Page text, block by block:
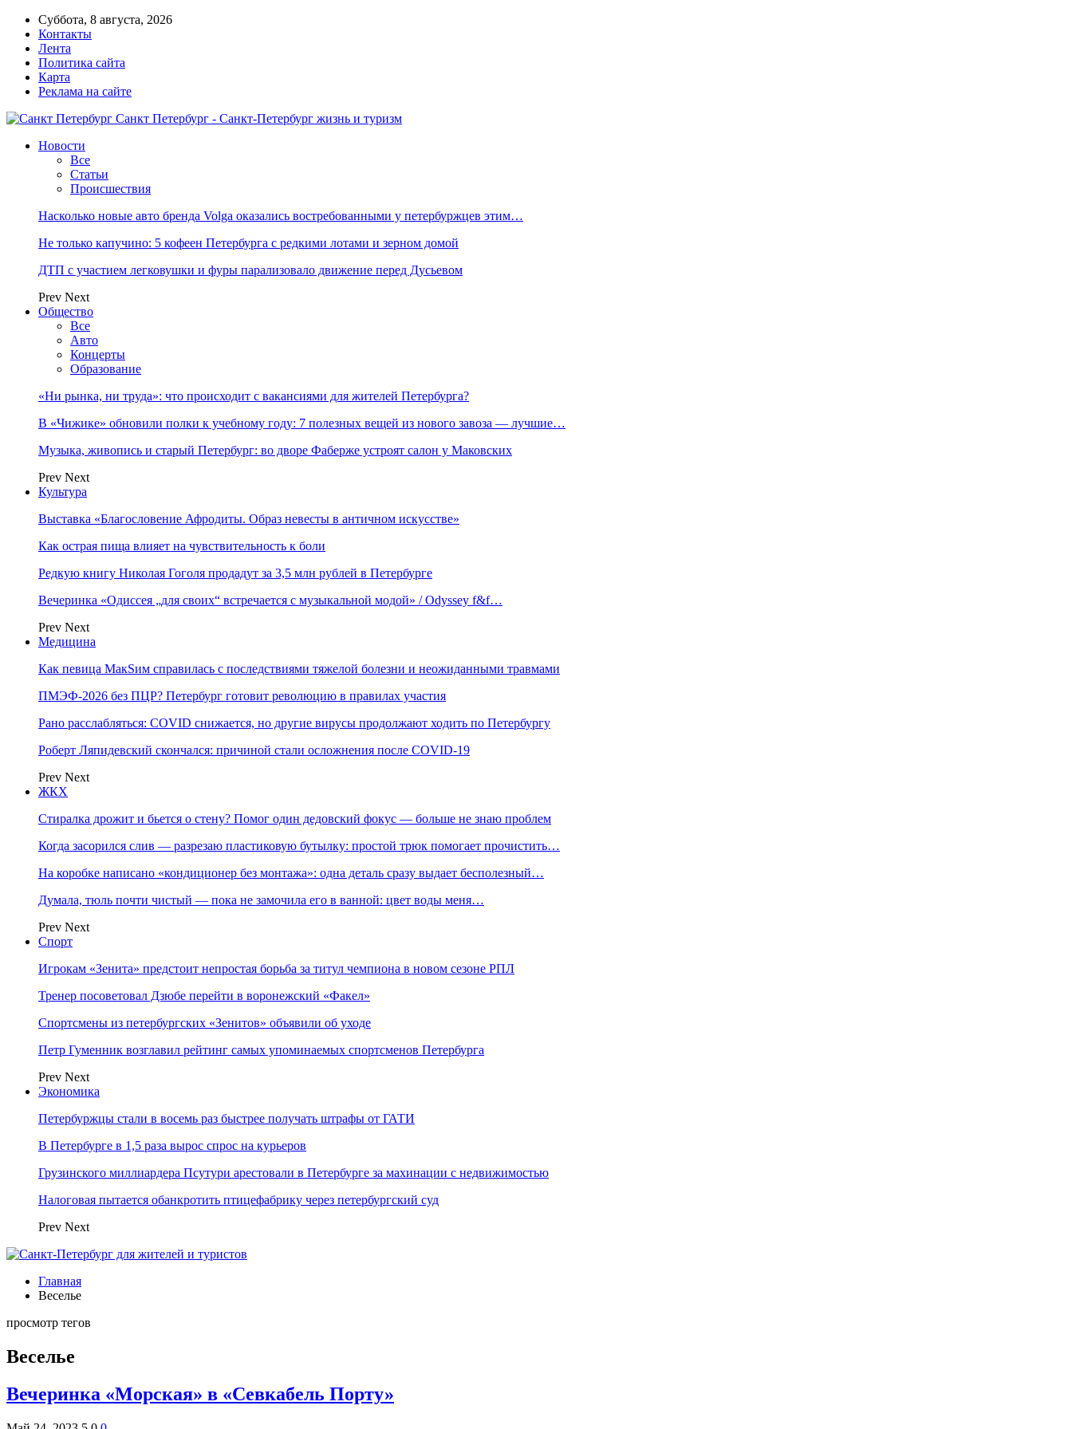
Суббота, 8 августа, 2026
Контакты
Лента
Политика сайта
Карта
Реклама на сайте
Санкт Петербург - Санкт-Петербург жизнь и туризм
Новости
Все
Статьи
Происшествия
Насколько новые авто бренда Volga оказались востребованными у петербуржцев этим…
Не только капучино: 5 кофеен Петербурга с редкими лотами и зерном домой
ДТП с участием легковушки и фуры парализовало движение перед Дусьевом
Prev Next
Общество
Все
Авто
Концерты
Образование
«Ни рынка, ни труда»: что происходит с вакансиями для жителей Петербурга?
В «Чижике» обновили полки к учебному году: 7 полезных вещей из нового завоза — лучшие…
Музыка, живопись и старый Петербург: во дворе Фаберже устроят салон у Маковских
Prev Next
Культура
Выставка «Благословение Афродиты. Образ невесты в античном искусстве»
Как острая пища влияет на чувствительность к боли
Редкую книгу Николая Гоголя продадут за 3,5 млн рублей в Петербурге
Вечеринка «Одиссея „для своих“ встречается с музыкальной модой» / Odyssey f&f…
Prev Next
Медицина
Как певица МакSим справилась с последствиями тяжелой болезни и неожиданными травмами
ПМЭФ-2026 без ПЦР? Петербург готовит революцию в правилах участия
Рано расслабляться: COVID снижается, но другие вирусы продолжают ходить по Петербургу
Роберт Ляпидевский скончался: причиной стали осложнения после COVID-19
Prev Next
ЖКХ
Стиралка дрожит и бьется о стену? Помог один дедовский фокус — больше не знаю проблем
Когда засорился слив — разрезаю пластиковую бутылку: простой трюк помогает прочистить…
На коробке написано «кондиционер без монтажа»: одна деталь сразу выдает бесполезный…
Думала, тюль почти чистый — пока не замочила его в ванной: цвет воды меня…
Prev Next
Спорт
Игрокам «Зенита» предстоит непростая борьба за титул чемпиона в новом сезоне РПЛ
Тренер посоветовал Дзюбе перейти в воронежский «Факел»
Спортсмены из петербургских «Зенитов» объявили об уходе
Петр Гуменник возглавил рейтинг самых упоминаемых спортсменов Петербурга
Prev Next
Экономика
Петербуржцы стали в восемь раз быстрее получать штрафы от ГАТИ
В Петербурге в 1,5 раза вырос спрос на курьеров
Грузинского миллиардера Псутури арестовали в Петербурге за махинации с недвижимостью
Налоговая пытается обанкротить птицефабрику через петербургский суд
Prev Next
Главная
Веселье
просмотр тегов
Веселье
Вечеринка «Морская» в «Севкабель Порту»